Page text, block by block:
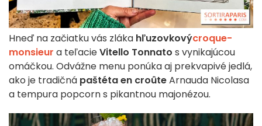
Hneď na začiatku vás zláka hľuzovkovýcroque-
monsieur a teľacieVitello Tonnato s vynikajúcou
omáčkou. Odvážne menu ponúka aj prekvapivé jedlá,
ako je tradičná paštéta en croûteArnauda Nicolasa
a tempura popcorn s pikantnou majonézou.